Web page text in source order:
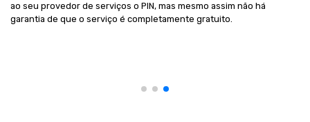
ao seu provedor de serviços o PIN, mas mesmo assim não há
garantia de que o serviço é completamente gratuito.